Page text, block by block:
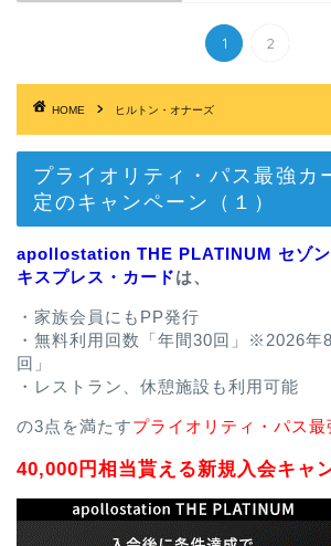
1 2
HOME ヒルトン・オナーズ
プライオリティ・パス最強カ
定のキャンペーン（１）
apollostation THE PLATINUM セゾン
キスプレス・カードは、
・家族会員にもPP発行
・無料利用回数「年間30回」※2026年
回」
・レストラン、休憩施設も利用可能
の3点を満たすプライオリティ・パス最
40,000円相当貰える新規入会キャ